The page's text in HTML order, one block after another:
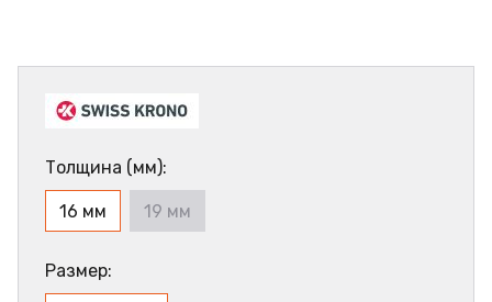
Толщина (мм):
16 мм 19 мм
Размер: